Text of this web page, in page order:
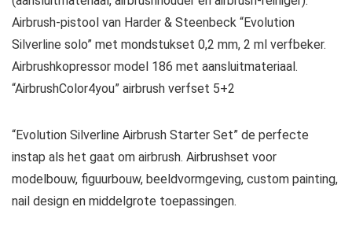
Airbrush-pistool van Harder & Steenbeck “Evolution
Silverline solo” met mondstukset 0,2 mm, 2 ml verfbeker.
Airbrushkopressor model 186 met aansluitmateriaal.
“AirbrushColor4you” airbrush verfset 5+2
“Evolution Silverline Airbrush Starter Set” de perfecte
instap als het gaat om airbrush. Airbrushset voor
modelbouw, figuurbouw, beeldvormgeving, custom painting,
nail design en middelgrote toepassingen.